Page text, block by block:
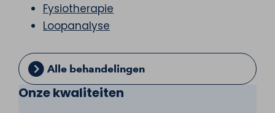
Fysiotherapie
Loopanalyse
Alle behandelingen
Onze kwaliteiten